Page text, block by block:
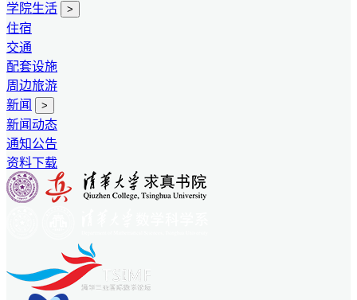
学院生活
>
住宿
交通
配套设施
周边旅游
新闻
>
新闻动态
通知公告
资料下载